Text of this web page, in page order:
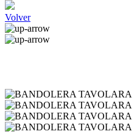
Volver